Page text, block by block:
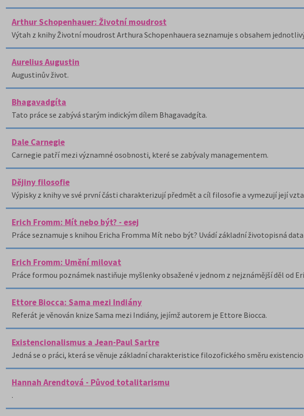
Arthur Schopenhauer: Životní moudrost
Výtah z knihy Životní moudrost Arthura Schopenhauera seznamuje s obsahem
Aurelius Augustin
Augustinův život.
Bhagavadgíta
Tato práce se zabývá starým indickým dílem Bhagavadgíta.
Dale Carnegie
Carnegie patří mezi významné osobnosti, které se zabývaly managementem.
Dějiny filosofie
Výpisky z knihy ve své první části charakterizují předmět a cíl filosofie a vymezují její
Erich Fromm: Mít nebo být? - esej
Práce seznamuje s knihou Ericha Fromma Mít nebo být? Uvádí základní životopisná
Erich Fromm: Umění milovat
Práce formou poznámek nastiňuje myšlenky obsažené v jednom z nejznámější děl od
Ettore Biocca: Sama mezi Indiány
Referát je věnován knize Sama mezi Indiány, jejímž autorem je Ettore Biocca.
Existencionalismus a Jean-Paul Sartre
Jedná se o práci, která se věnuje základní charakteristice filozofického směru
Hannah Arendtová - Původ totalitarismu
.